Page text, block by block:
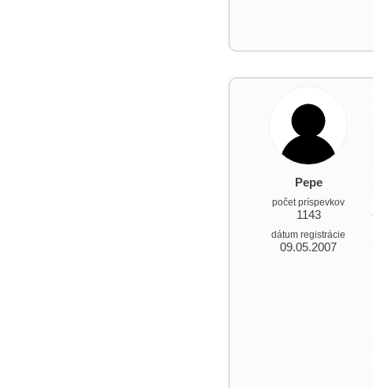
Pepe
počet príspevkov
1143
dátum registrácie
09.05.2007